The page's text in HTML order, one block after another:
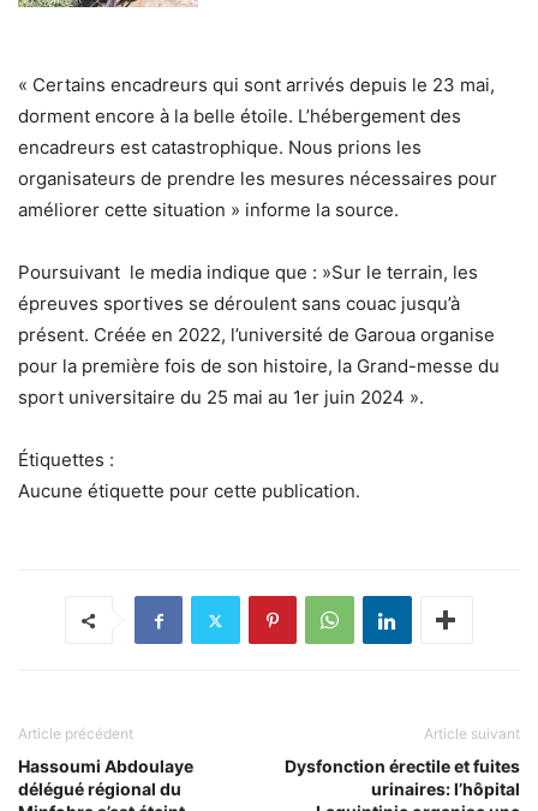
« Certains encadreurs qui sont arrivés depuis le 23 mai,
dorment encore à la belle étoile. L’hébergement des
encadreurs est catastrophique. Nous prions les
organisateurs de prendre les mesures nécessaires pour
améliorer cette situation » informe la source.
Poursuivant le media indique que : »Sur le terrain, les
épreuves sportives se déroulent sans couac jusqu’à
présent. Créée en 2022, l’université de Garoua organise
pour la première fois de son histoire, la Grand-messe du
sport universitaire du 25 mai au 1er juin 2024 ».
Étiquettes :
Aucune étiquette pour cette publication.
Article précédent
Hassoumi Abdoulaye
délégué régional du
Article suivant
Dysfonction érectile et fuites
urinaires: l’hôpital